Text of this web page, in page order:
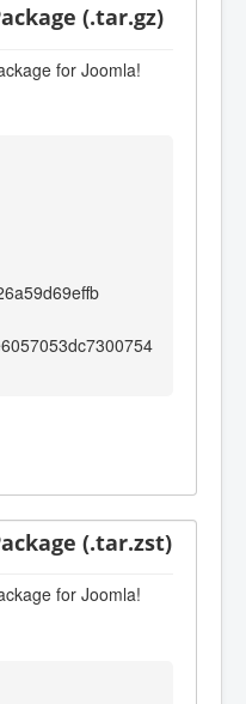
(.tar.gz)
for Joomla!
(.tar.zst)
for Joomla!